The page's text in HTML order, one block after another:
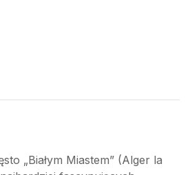
„Białym Miastem” (Alger la